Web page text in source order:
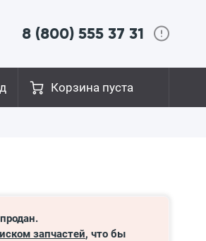
8 (800) 555 37 31
Корзина пуста
запчастей, что бы